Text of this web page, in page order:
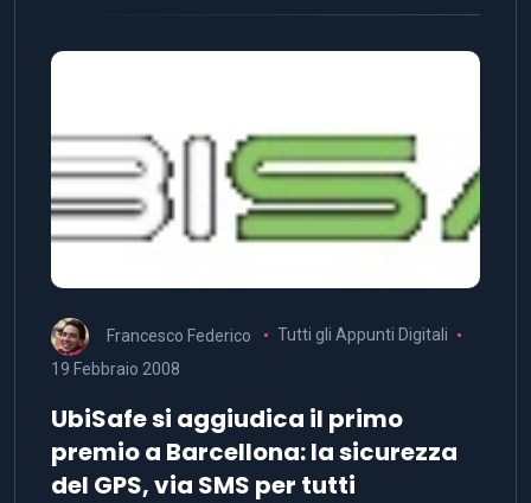
Francesco Federico
Tutti gli Appunti Digitali
19 Febbraio 2008
UbiSafe si aggiudica il primo
premio a Barcellona: la sicurezza
del GPS, via SMS per tutti